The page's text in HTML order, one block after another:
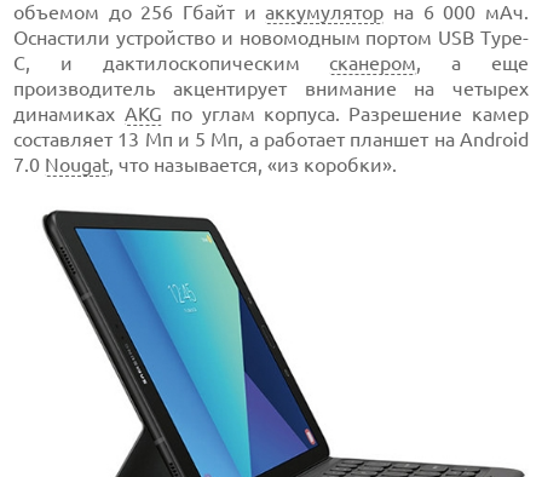
объемом до 256 Гбайт иаккумулятор на 6 000 мАч.
Оснастили устройство и новомодным портом USB Type-
C, и дактилоскопическим сканером, а еще
производитель акцентирует внимание на четырех
динамиках AKG по углам корпуса. Разрешение камер
составляет 13 Мп и 5 Мп, а работает планшет на Android
7.0 Nougat, что называется, «из коробки».